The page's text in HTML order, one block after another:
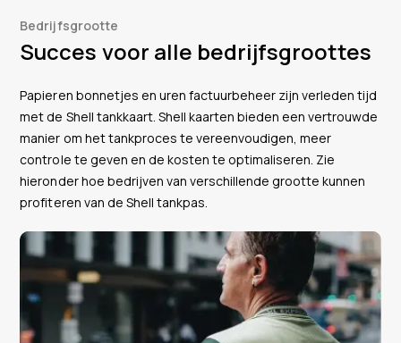
Bedrijfsgrootte
Succes voor alle bedrijfsgroottes
Papieren bonnetjes en uren factuurbeheer zijn verleden tijd
met de Shell tankkaart. Shell kaarten bieden een vertrouwde
manier om het tankproces te vereenvoudigen, meer
controle te geven en de kosten te optimaliseren. Zie
hieronder hoe bedrijven van verschillende grootte kunnen
profiteren van de Shell tankpas.